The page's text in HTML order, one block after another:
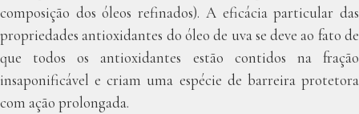
composição dos óleos refinados). A eficácia particular das
propriedades antioxidantes do óleo de uva se deve ao fato de
que todos os antioxidantes estão contidos na fração
insaponificável e criam uma espécie de barreira protetora
com ação prolongada.